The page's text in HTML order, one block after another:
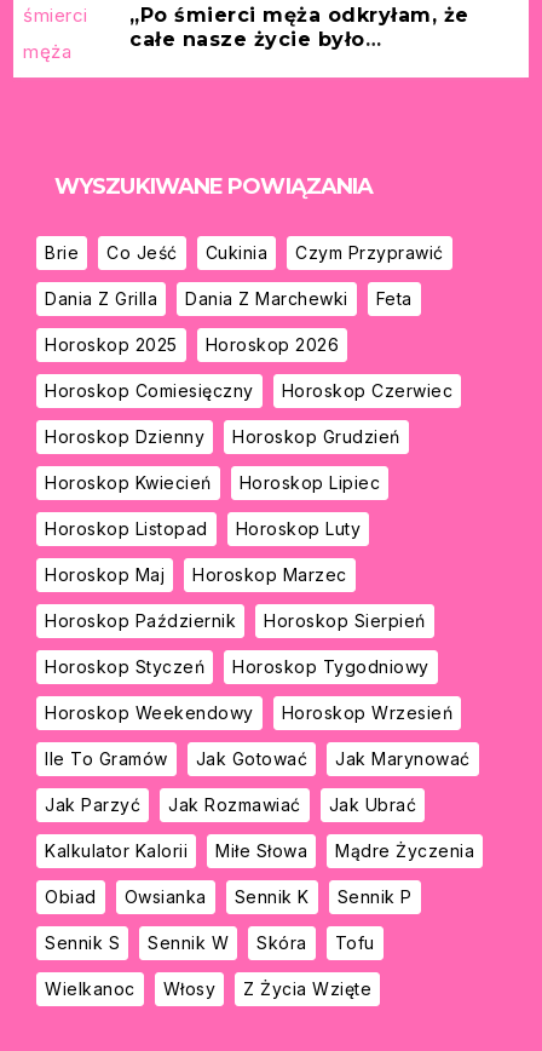
„Po śmierci męża odkryłam, że
całe nasze życie było
WYSZUKIWANE POWIĄZANIA
Brie Co Jeść Cukinia Czym Przyprawić
Dania Z Grilla Dania Z Marchewki Feta
Horoskop 2025 Horoskop 2026
Horoskop Comiesięczny Horoskop Czerwiec
Horoskop Dzienny Horoskop Grudzień
Horoskop Kwiecień Horoskop Lipiec
Horoskop Listopad Horoskop Luty
Horoskop Maj Horoskop Marzec
Horoskop Październik Horoskop Sierpień
Horoskop Styczeń Horoskop Tygodniowy
Horoskop Weekendowy Horoskop Wrzesień
Ile To Gramów Jak Gotować Jak Marynować
Jak Parzyć Jak Rozmawiać Jak Ubrać
Kalkulator Kalorii Miłe Słowa Mądre Życzenia
Obiad Owsianka Sennik K Sennik P
Sennik S Sennik W Skóra Tofu
Wielkanoc Włosy Z Życia Wzięte